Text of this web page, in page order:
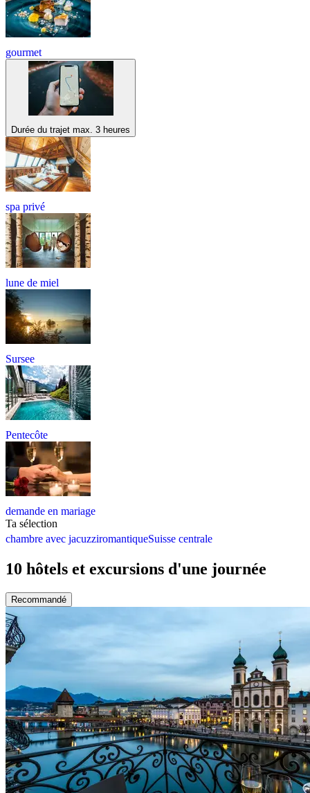
gourmet
Durée du trajet max. 3 heures
spa privé
lune de miel
Sursee
Pentecôte
demande en mariage
Ta sélection
chambre avec jacuzziromantiqueSuisse centrale
10 hôtels et excursions d'une journée
Recommandé